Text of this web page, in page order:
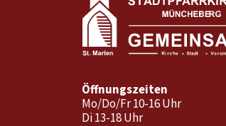
Öffnungszeiten
Mo/Do/Fr 10-16 Uhr
Di 13-18 Uhr